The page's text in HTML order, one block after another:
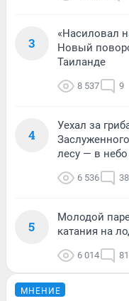
3
«Насиловал
Новый
Таиланде
8 537 9
4
Уехал за
лесу — в
6 536 38
5
Молодой
катания на
6 014 81
МНЕНИЕ